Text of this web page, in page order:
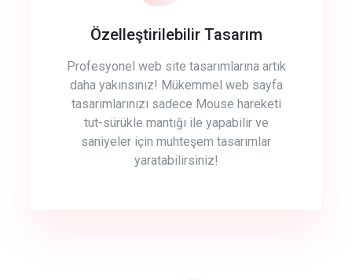
Özelleştirilebilir Tasarım
Profesyonel web site tasarımlarına artık
daha yakınsınız! Mükemmel web sayfa
tasarımlarınızı sadece Mouse hareketi
tut-sürükle mantığı ile yapabilir ve
saniyeler için muhteşem tasarımlar
yaratabilirsiniz!